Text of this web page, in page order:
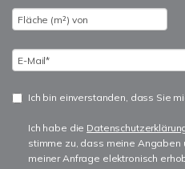
Ich bin einverstanden, dass Sie
Ich habe die
stimme zu, dass meine Angaben
meiner Anfrage elektronisch